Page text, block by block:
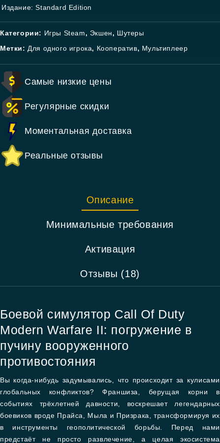
Издание: Standard Edition
Категории: Игры Steam, Экшен, Шутеры
Метки: Для одного игрока, Кооператив, Мультиплеер
Самые низкие цены
Регулярные скидки
Моментальная доставка
Реальные отзывы
Описание
Минимальные требования
Активация
Отзывы (18)
Боевой симулятор Call Of Duty
Modern Warfare II: погружение в
пучину вооруженного
противостояния
Вы когда-нибудь задумывались, что происходит за кулисами
глобальных конфликтов? Франшиза, берущая корни в
событиях трёхлетней давности, воскрешает легендарных
боевиков вроде Прайса, Мыла и Призрака, трансформируя их
в инструменты геополитической борьбы. Перед нами
предстаёт не просто развлечение, а целая экосистема